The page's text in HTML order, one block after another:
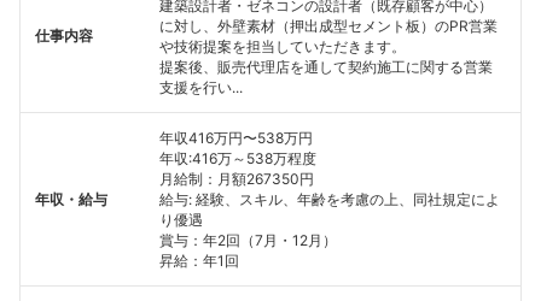
仕事内容
建築設計者・ゼネコンの設計者（既存顧客が中心）
に対し、外壁素材（押出成型セメント板）のPR営業
や技術提案を担当していただきます。
提案後、販売代理店を通して契約施工に関する営業
支援を行い...
年収・給与
年収416万円〜538万円
年収:416万～538万程度
月給制：月額267350円
給与: 経験、スキル、年齢を考慮の上、同社規定によ
り優遇
賞与：年2回（7月・12月）
昇給：年1回